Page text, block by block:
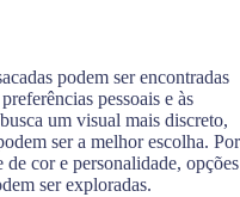
podem ser encontradas
pessoais e às
um visual mais discreto,
ser a melhor escolha. Por
cor e personalidade, opções
ser exploradas.